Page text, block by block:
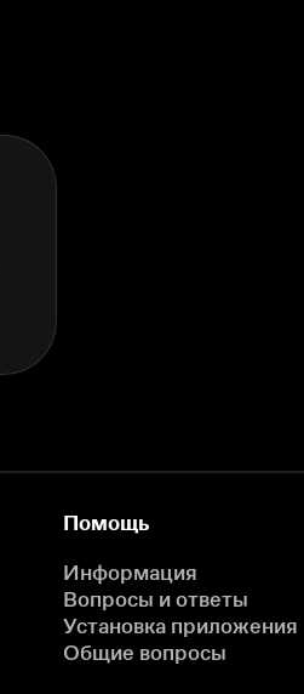
Помощь
Информация
Вопросы и ответы
Установка приложения
Общие вопросы